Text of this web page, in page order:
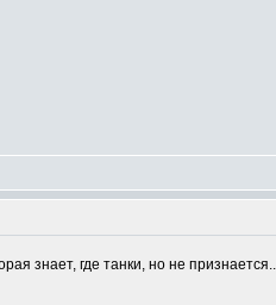
знает, где танки, но не